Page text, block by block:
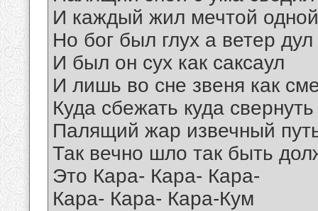
И каждый жил мечтой
Но бог был глух а ветер дул
И был он сух как саксаул
И лишь во сне звеня как
Куда сбежать куда свернуть
Палящий жар извечный
Так вечно шло так быть
Это Кара- Кара- Кара-
Кара- Кара- Кара-Кум